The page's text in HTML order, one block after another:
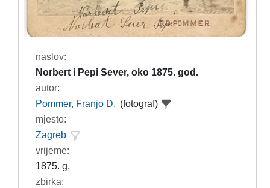
naslov:
Norbert i Pepi Sever, oko 1875. god.
autor:
Pommer, Franjo D. (fotograf)
mjesto:
Zagreb
vrijeme:
1875. g.
zbirka: